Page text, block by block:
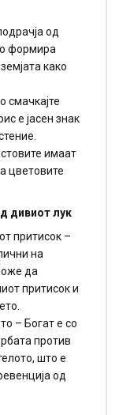
од
формира
како
смачкајте
е јасен знак
имаат
цветовите
дивиот лук
притисок –
на
да
притисок и
– Богат е со
против
што е
од